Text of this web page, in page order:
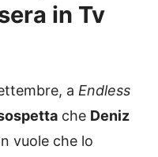
in Tv
a Endless
che Deniz
vuole che lo